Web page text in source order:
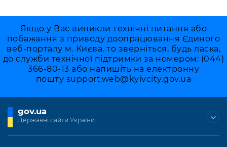
Якщо у Вас виникли технічні питання або
побажання з приводу доопрацювання Єдиного
веб-порталу м. Києва, то зверніться, будь ласка,
до служби технічної підтримки за номером: (044)
366-80-13 або напишіть на електронну
пошту support.web@kyivcity.gov.ua
gov.ua
Державні сайти України